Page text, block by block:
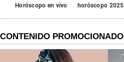
Horóscopo en vivo
horóscopo 2025